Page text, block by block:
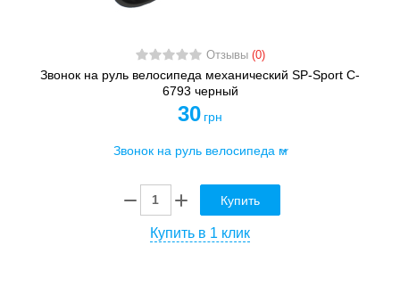
Отзывы (0)
Звонок на руль велосипеда механический SP-Sport C-
6793 черный
30 грн
Купить
Купить в 1 клик